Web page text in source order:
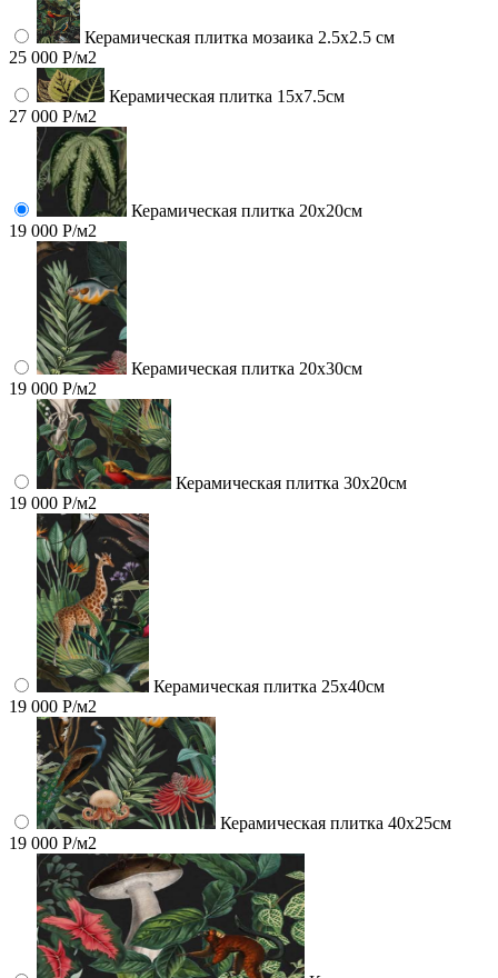
Керамическая плитка мозаика 2.5x2.5 см
25 000 Р/м2
Керамическая плитка 15х7.5см
27 000 Р/м2
Керамическая плитка 20х20см
19 000 Р/м2
Керамическая плитка 20х30см
19 000 Р/м2
Керамическая плитка 30х20см
19 000 Р/м2
Керамическая плитка 25х40см
19 000 Р/м2
Керамическая плитка 40х25см
19 000 Р/м2